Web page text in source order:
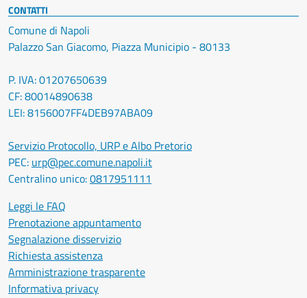
CONTATTI
Comune di Napoli
Palazzo San Giacomo, Piazza Municipio - 80133
P. IVA: 01207650639
CF: 80014890638
LEI: 8156007FF4DEB97ABA09
Servizio Protocollo, URP e Albo Pretorio
PEC: urp@pec.comune.napoli.it
Centralino unico:0817951111
Leggi le FAQ
Prenotazione appuntamento
Segnalazione disservizio
Richiesta assistenza
Amministrazione trasparente
Informativa privacy